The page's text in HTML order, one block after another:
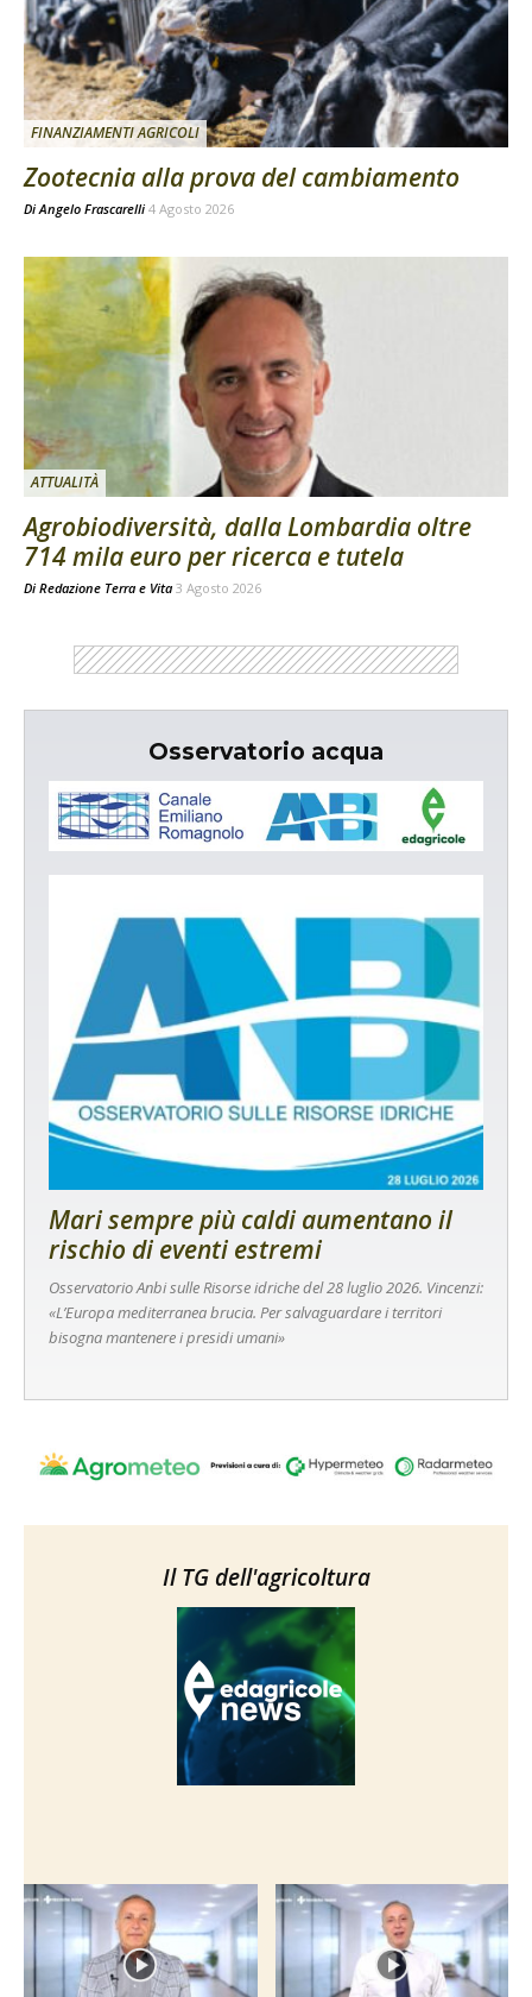
FINANZIAMENTI AGRICOLI
Zootecnia alla prova del cambiamento
DiAngelo Frascarelli 4 Agosto 2026
ATTUALITÀ
Agrobiodiversità, dalla Lombardia oltre
714 mila euro per ricerca e tutela
Di Redazione Terra e Vita 3 Agosto 2026
Osservatorio acqua
Mari sempre più caldi aumentano il
rischio di eventi estremi
Osservatorio Anbi sulle Risorse idriche del 28 luglio 2026. Vincenzi:
«L’Europa mediterranea brucia. Per salvaguardare i territori
bisogna mantenere i presidi umani»
Il TG dell'agricoltura